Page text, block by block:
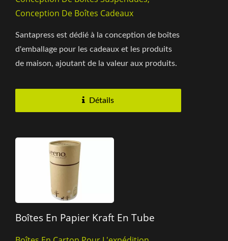
Conception De Boîtes Cadeaux
Santapress est dédié à la conception de boîtes
d'emballage pour les cadeaux et les produits
de maison, ajoutant de la valeur aux produits.
Détails
Boîtes En Papier Kraft En Tube